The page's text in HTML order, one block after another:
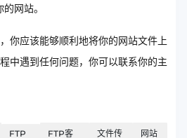
网站。
你应该能够顺利地将你的网站文件上
中遇到任何问题，你可以联系你的主
FTP
FTP客
文件传
网站